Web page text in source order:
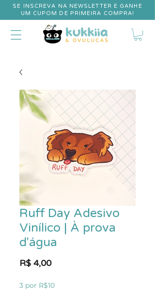
SE INSCREVA NA NEWSLETTER E GANHE
UM CUPOM DE PRIMEIRA COMPRA!
Ruff Day Adesivo
Vinílico | À prova
d'água
R$ 4,00Preço
3 por R$10